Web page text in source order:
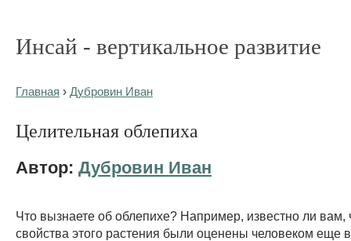
Инсай - вертикальное развитие
Главная › Дубровин Иван
Целительная облепиха
Автор: Дубровин Иван
Что вызнаете об облепихе? Например, известно ли вам,
свойства этого растения были оценены человеком еще